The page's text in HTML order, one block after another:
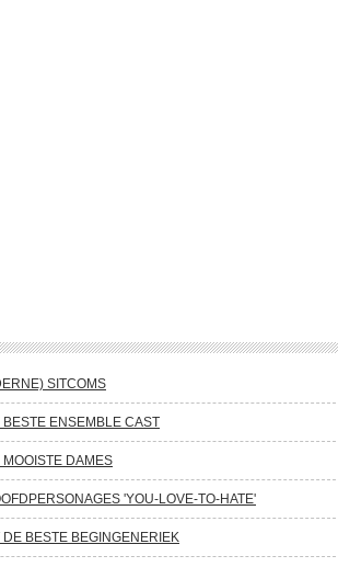
SITCOMS
ENSEMBLE CAST
DAMES
'YOU-LOVE-TO-HATE'
BESTE BEGINGENERIEK